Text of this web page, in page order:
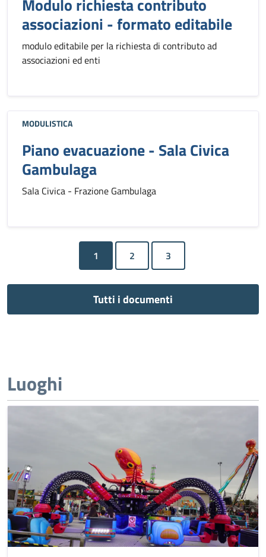
Modulo richiesta contributo
associazioni - formato editabile
modulo editabile per la richiesta di contributo ad
associazioni ed enti
MODULISTICA
Piano evacuazione - Sala Civica
Gambulaga
Sala Civica - Frazione Gambulaga
1
Tutti i documenti
Luoghi